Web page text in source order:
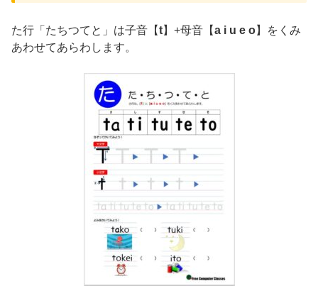
た行「たちつてと」は子音【t】+母音【a i u e o】をくみ
あわせてあらわします。